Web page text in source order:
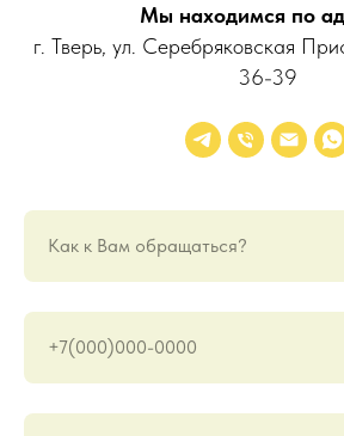
Мы находимся по
г. Тверь, ул. Серебряковская
36-39
Как к Вам обращаться?
+7(000)000-0000